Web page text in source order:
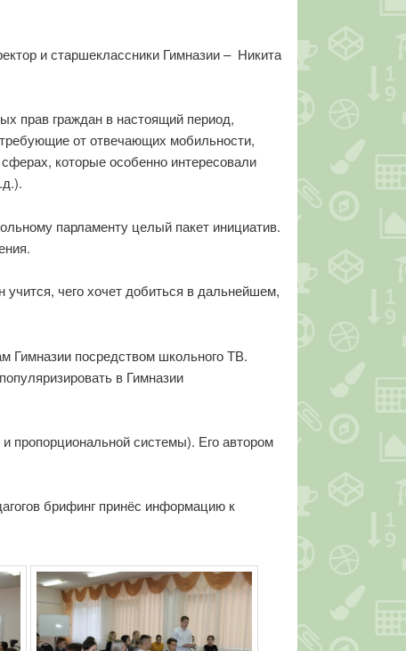
и старшеклассники Гимназии – Никита
прав граждан в настоящий период,
от отвечающих мобильности,
которые особенно интересовали
парламенту целый пакет инициатив.
учится, чего хочет добиться в дальнейшем,
Гимназии посредством школьного ТВ.
в Гимназии
пропорциональной системы). Его автором
брифинг принёс информацию к